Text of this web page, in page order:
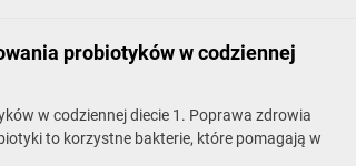
probiotyków w codziennej
w codziennej diecie 1. Poprawa zdrowia
to korzystne bakterie, które pomagają w